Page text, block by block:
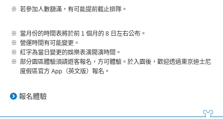
若參加人數額滿，有可能提前截止排隊。
當月份的時間表將於前 1 個月的 8 日左右公布。
營運時間有可能變更。
紅字為當日變更的娛樂表演開演時間。
部分園區體驗須請遊客報名，方可體驗。於入園後，歡迎透過東京迪士尼
度假區官方 App（英文版）報名。
報名體驗